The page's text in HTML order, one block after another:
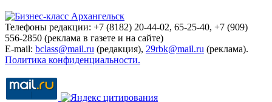
Телефоны редакции: +7 (8182) 20-44-02, 65-25-40, +7 (909)
556-2850 (реклама в газете и на сайте)
E-mail: bclass@mail.ru (редакция), 29rbk@mail.ru (реклама).
Политика конфиденциальности.